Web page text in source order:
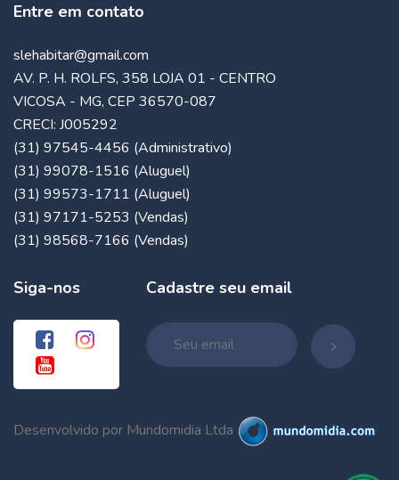
Entre em contato
slehabitar@gmail.com
AV. P. H. ROLFS, 358 LOJA 01 - CENTRO
VICOSA - MG, CEP 36570-087
CRECI: J005292
(31) 97545-4456 (Administrativo)
(31) 99078-1516 (Aluguel)
(31) 99573-1711 (Aluguel)
(31) 97171-5253 (Vendas)
(31) 98568-7166 (Vendas)
Siga-nos Cadastre seu email
Desenvolvido por Mundomidia Ltda